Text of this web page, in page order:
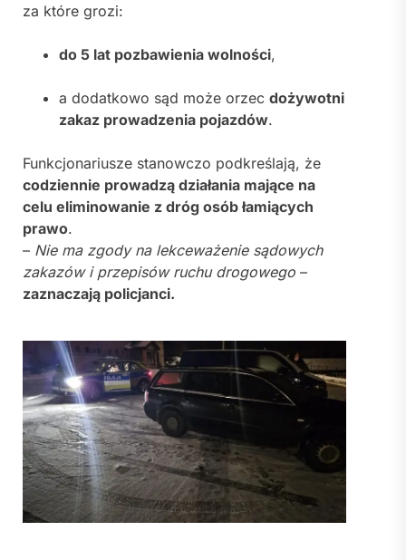
za które grozi:
do 5 lat pozbawienia wolności,
a dodatkowo sąd może orzec dożywotni
zakaz prowadzenia pojazdów.
Funkcjonariusze stanowczo podkreślają, że
codziennie prowadzą działania mające na
celu eliminowanie z dróg osób łamiących
prawo.
– Nie ma zgody na lekceważenie sądowych
zakazów i przepisów ruchu drogowego –
zaznaczają policjanci.